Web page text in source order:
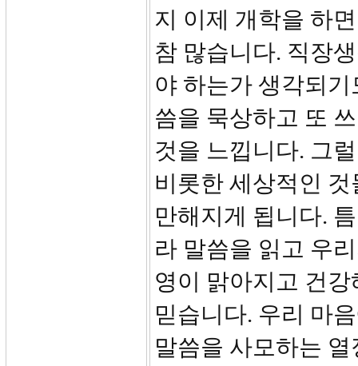
지 이제 개학을 하
참 많습니다. 직장
야 하는가 생각되
씀을 묵상하고 또
것을 느낍니다. 그
비롯한 세상적인
만해지게 됩니다.
라 말씀을 읽고 우
영이 맑아지고 건
믿습니다. 우리 마
말씀을 사모하는